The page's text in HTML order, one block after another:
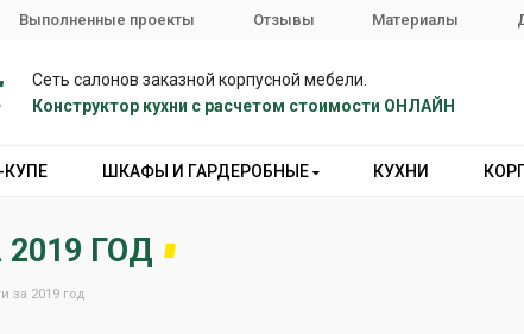
Выполненные проекты Отзывы Материалы
Сеть салонов заказной корпусной мебели.
Конструктор кухни с расчетом стоимости ОНЛАЙН
ШКАФЫ И ГАРДЕРОБНЫЕ КУХНИ
ГОД
за 2019 год